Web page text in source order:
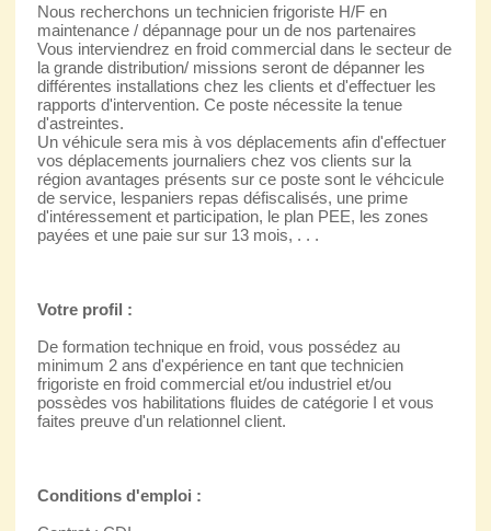
Nous recherchons un technicien frigoriste H/F en
maintenance / dépannage pour un de nos partenaires
Vous interviendrez en froid commercial dans le secteur de
la grande distribution/ missions seront de dépanner les
différentes installations chez les clients et d'effectuer les
rapports d'intervention. Ce poste nécessite la tenue
d'astreintes.
Un véhicule sera mis à vos déplacements afin d'effectuer
vos déplacements journaliers chez vos clients sur la
région avantages présents sur ce poste sont le véhcicule
de service, lespaniers repas défiscalisés, une prime
d'intéressement et participation, le plan PEE, les zones
payées et une paie sur sur 13 mois, . . .
Votre profil :
De formation technique en froid, vous possédez au
minimum 2 ans d'expérience en tant que technicien
frigoriste en froid commercial et/ou industriel et/ou
possèdes vos habilitations fluides de catégorie I et vous
faites preuve d'un relationnel client.
Conditions d'emploi :